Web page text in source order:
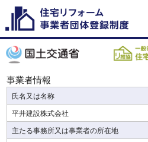
事業者情報
氏名又は名称
平井建設株式会社
主たる事務所又は事業者の所在地